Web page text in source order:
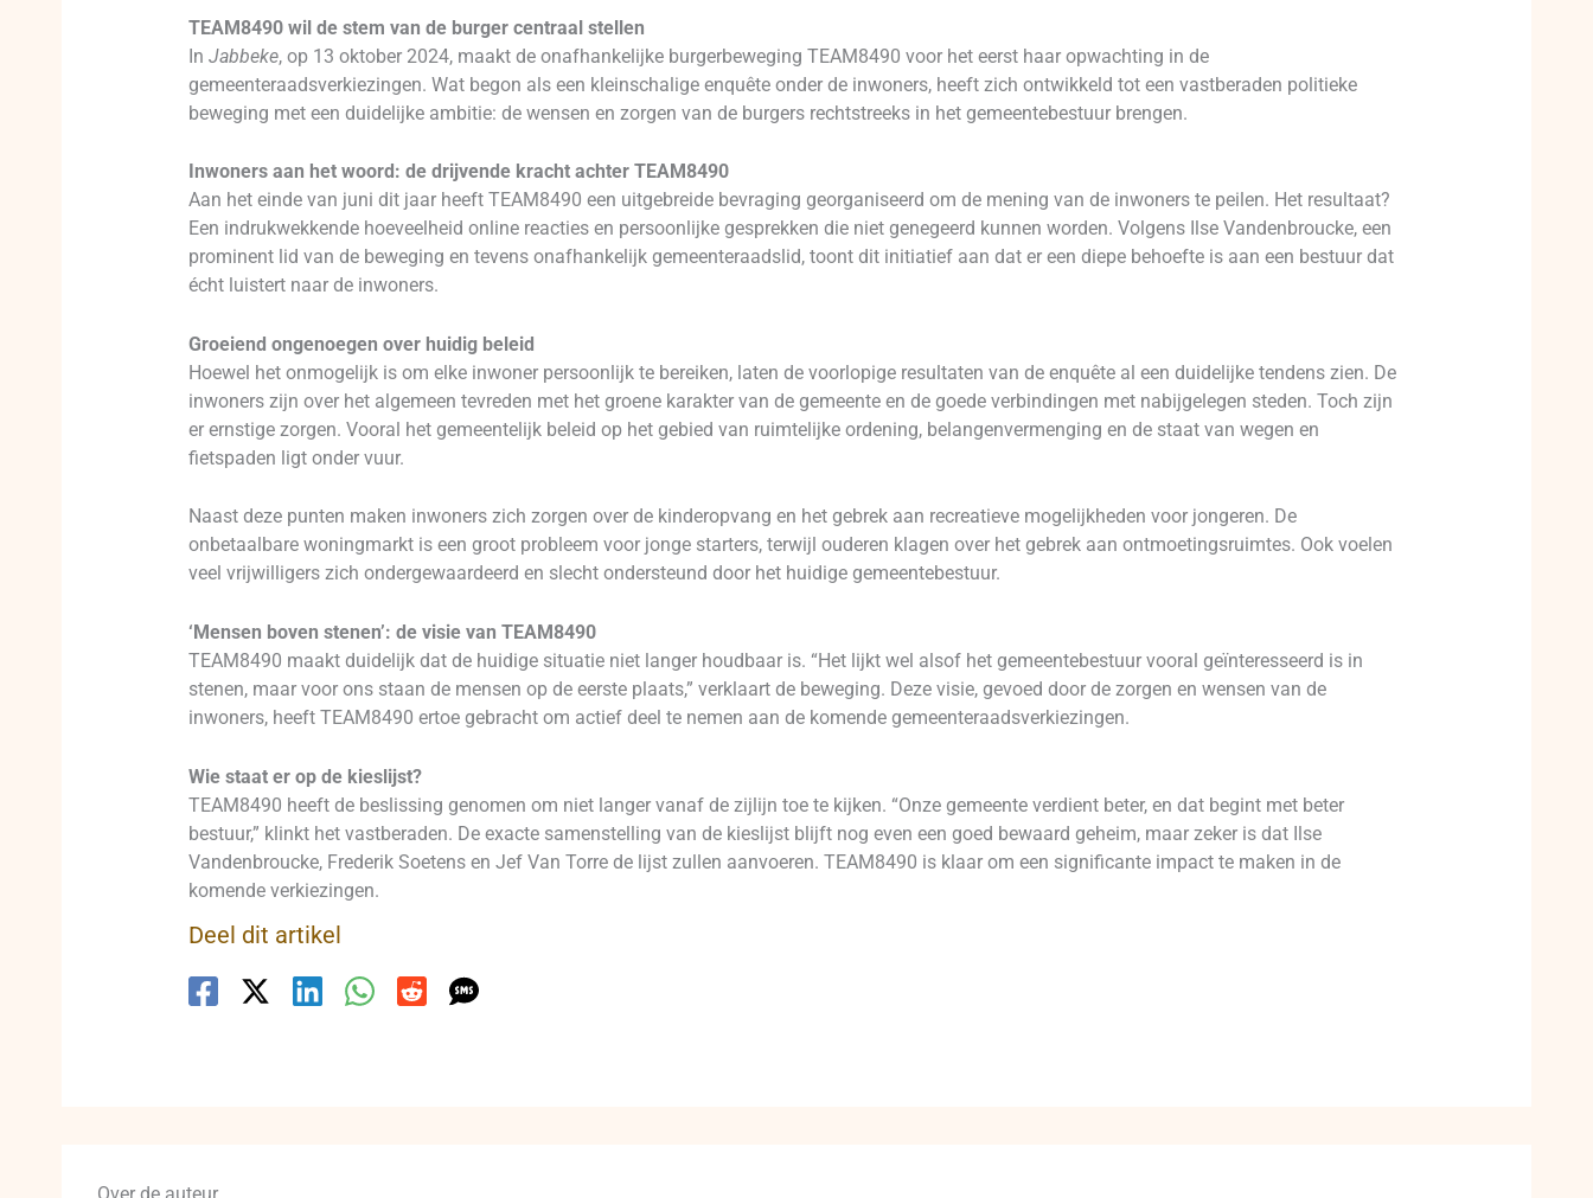
TEAM8490 wil de stem van de burger centraal stellen
In Jabbeke, op 13 oktober 2024, maakt de onafhankelijke burgerbeweging TEAM8490 voor het eerst haar opwachting in de
gemeenteraadsverkiezingen. Wat begon als een kleinschalige enquête onder de inwoners, heeft zich ontwikkeld tot een vastberaden politieke
beweging met een duidelijke ambitie: de wensen en zorgen van de burgers rechtstreeks in het gemeentebestuur brengen.
Inwoners aan het woord: de drijvende kracht achter TEAM8490
Aan het einde van juni dit jaar heeft TEAM8490 een uitgebreide bevraging georganiseerd om de mening van de inwoners te peilen. Het resultaat?
Een indrukwekkende hoeveelheid online reacties en persoonlijke gesprekken die niet genegeerd kunnen worden. Volgens Ilse Vandenbroucke, een
prominent lid van de beweging en tevens onafhankelijk gemeenteraadslid, toont dit initiatief aan dat er een diepe behoefte is aan een bestuur dat
écht luistert naar de inwoners.
Groeiend ongenoegen over huidig beleid
Hoewel het onmogelijk is om elke inwoner persoonlijk te bereiken, laten de voorlopige resultaten van de enquête al een duidelijke tendens zien. De
inwoners zijn over het algemeen tevreden met het groene karakter van de gemeente en de goede verbindingen met nabijgelegen steden. Toch zijn
er ernstige zorgen. Vooral het gemeentelijk beleid op het gebied van ruimtelijke ordening, belangenvermenging en de staat van wegen en
fietspaden ligt onder vuur.
Naast deze punten maken inwoners zich zorgen over de kinderopvang en het gebrek aan recreatieve mogelijkheden voor jongeren. De
onbetaalbare woningmarkt is een groot probleem voor jonge starters, terwijl ouderen klagen over het gebrek aan ontmoetingsruimtes. Ook voelen
veel vrijwilligers zich ondergewaardeerd en slecht ondersteund door het huidige gemeentebestuur.
‘Mensen boven stenen’: de visie van TEAM8490
TEAM8490 maakt duidelijk dat de huidige situatie niet langer houdbaar is. “Het lijkt wel alsof het gemeentebestuur vooral geïnteresseerd is in
stenen, maar voor ons staan de mensen op de eerste plaats,” verklaart de beweging. Deze visie, gevoed door de zorgen en wensen van de
inwoners, heeft TEAM8490 ertoe gebracht om actief deel te nemen aan de komende gemeenteraadsverkiezingen.
Wie staat er op de kieslijst?
TEAM8490 heeft de beslissing genomen om niet langer vanaf de zijlijn toe te kijken. “Onze gemeente verdient beter, en dat begint met beter
bestuur,” klinkt het vastberaden. De exacte samenstelling van de kieslijst blijft nog even een goed bewaard geheim, maar zeker is dat Ilse
Vandenbroucke, Frederik Soetens en Jef Van Torre de lijst zullen aanvoeren. TEAM8490 is klaar om een significante impact te maken in de
komende verkiezingen.
Deel dit artikel